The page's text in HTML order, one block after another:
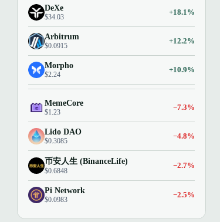
DeXe
$34.03
+18.1%
Arbitrum
$0.0915
+12.2%
Morpho
$2.24
+10.9%
MemeCore
$1.23
−7.3%
Lido DAO
$0.3085
−4.8%
币安人生 (BinanceLife)
$0.6848
−2.7%
Pi Network
$0.0983
−2.5%